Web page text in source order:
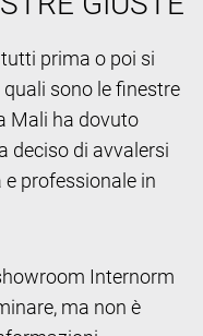
prima o poi si
sono le finestre
Mali ha dovuto
deciso di avvalersi
professionale in
Internorm
ma non è